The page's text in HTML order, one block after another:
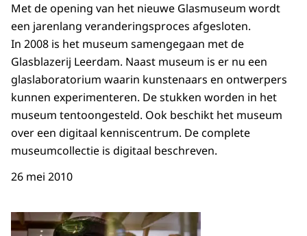
Met de opening van het nieuwe Glasmuseum wordt
een jarenlang veranderingsproces afgesloten.
In 2008 is het museum samengegaan met de
Glasblazerij Leerdam. Naast museum is er nu een
glaslaboratorium waarin kunstenaars en ontwerpers
kunnen experimenteren. De stukken worden in het
museum tentoongesteld. Ook beschikt het museum
over een digitaal kenniscentrum. De complete
museumcollectie is digitaal beschreven.
26 mei 2010
Open de galerij in vergrote